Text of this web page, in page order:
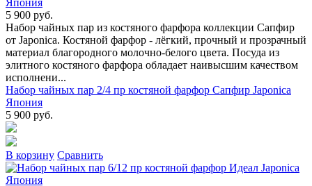
Япония
5 900 руб.
Набор чайных пар из костяного фарфора коллекции Сапфир
от Japonica. Костяной фарфор - лёгкий, прочный и прозрачный
материал благородного молочно-белого цвета. Посуда из
элитного костяного фарфора обладает наивысшим качеством
исполнени...
Набор чайных пар 2/4 пр костяной фарфор Сапфир Japonica
Япония
5 900 руб.
В коpзину Сpавнить